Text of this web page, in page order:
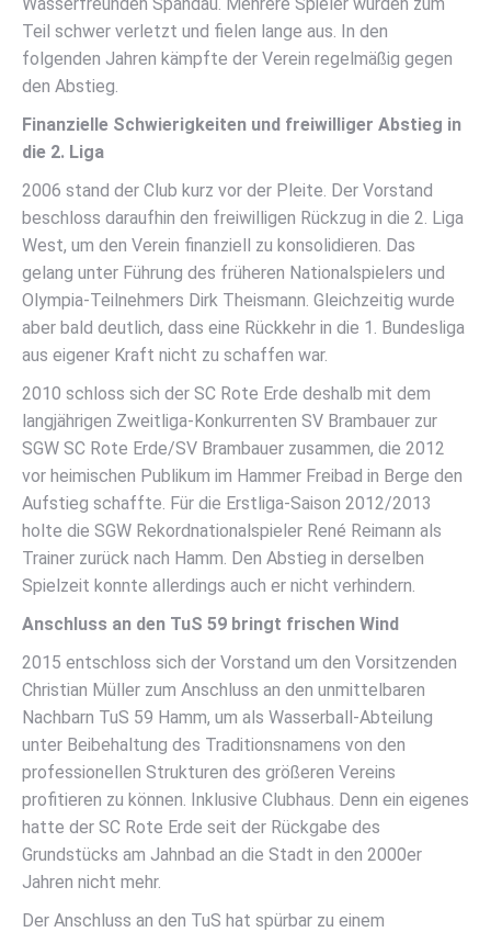
Teil schwer verletzt und fielen lange aus. In den
folgenden Jahren kämpfte der Verein regelmäßig gegen
den Abstieg.
Finanzielle Schwierigkeiten und freiwilliger Abstieg in
die 2. Liga
2006 stand der Club kurz vor der Pleite. Der Vorstand
beschloss daraufhin den freiwilligen Rückzug in die 2. Liga
West, um den Verein finanziell zu konsolidieren. Das
gelang unter Führung des früheren Nationalspielers und
Olympia-Teilnehmers Dirk Theismann. Gleichzeitig wurde
aber bald deutlich, dass eine Rückkehr in die 1. Bundesliga
aus eigener Kraft nicht zu schaffen war.
2010 schloss sich der SC Rote Erde deshalb mit dem
langjährigen Zweitliga-Konkurrenten SV Brambauer zur
SGW SC Rote Erde/SV Brambauer zusammen, die 2012
vor heimischen Publikum im Hammer Freibad in Berge den
Aufstieg schaffte. Für die Erstliga-Saison 2012/2013
holte die SGW Rekordnationalspieler René Reimann als
Trainer zurück nach Hamm. Den Abstieg in derselben
Spielzeit konnte allerdings auch er nicht verhindern.
Anschluss an den TuS 59 bringt frischen Wind
2015 entschloss sich der Vorstand um den Vorsitzenden
Christian Müller zum Anschluss an den unmittelbaren
Nachbarn TuS 59 Hamm, um als Wasserball-Abteilung
unter Beibehaltung des Traditionsnamens von den
professionellen Strukturen des größeren Vereins
profitieren zu können. Inklusive Clubhaus. Denn ein eigenes
hatte der SC Rote Erde seit der Rückgabe des
Grundstücks am Jahnbad an die Stadt in den 2000er
Jahren nicht mehr.
Der Anschluss an den TuS hat spürbar zu einem